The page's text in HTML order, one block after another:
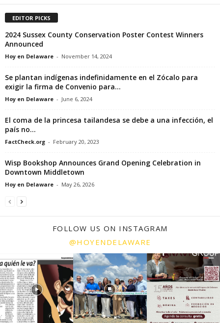
EDITOR PICKS
2024 Sussex County Conservation Poster Contest Winners
Announced
Hoy en Delaware - November 14, 2024
Se plantan indígenas indefinidamente en el Zócalo para
exigir la firma de Convenio para...
Hoy en Delaware - June 6, 2024
El coma de la princesa tailandesa se debe a una infección, el
país no...
FactCheck.org - February 20, 2023
Wisp Bookshop Announces Grand Opening Celebration in
Downtown Middletown
Hoy en Delaware - May 26, 2026
FOLLOW US ON INSTAGRAM
@HOYENDELAWARE